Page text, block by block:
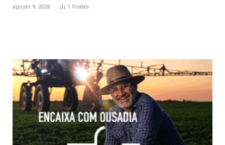
agosto 9, 2026 1 Visitas